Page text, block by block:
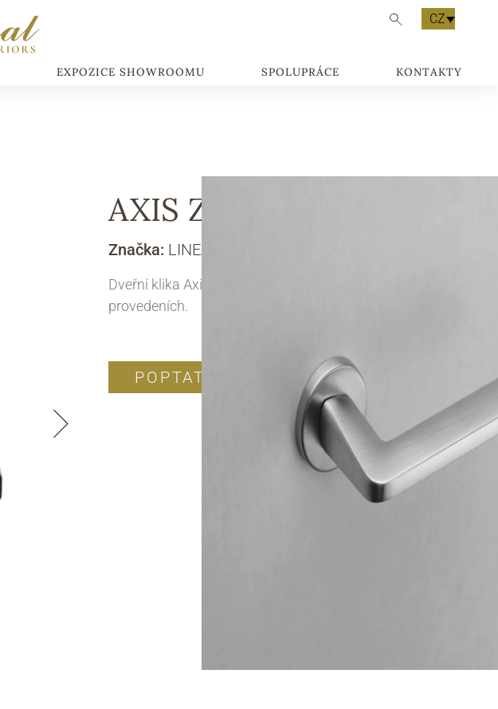
CZ
EXPOZICE SHOWROOMU SPOLUPRÁCE KONTAKTY
AXIS ZINCRAL
Značka: LINEA CALI
Dveřní klika Axis je dostupná v několika různých
provedeních.
POPTAT PRODUKT